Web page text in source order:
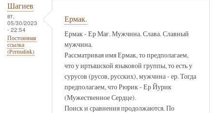
Шагиев
вт,
05/30/2023
- 22:54
Постоянная
ссылка
(Permalink)
Ермак.
Ермак - Ер Мағ. Мужчина. Слава. Славный
мужчина.
Рассматривая имя Ермак, то предполагаем,
что у иртышской языковой группы, то есть у
сурусов (русов, русских), мужчина - ер. Тогда
предполагаем, что Рюрик - Ер Йурик
(Мужественное Сердце).
Поиск и сравнения продолжаются. По